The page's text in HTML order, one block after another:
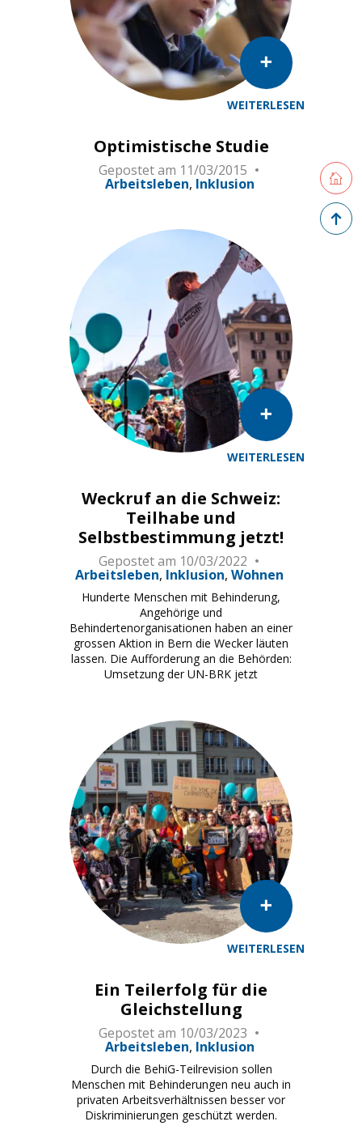
WEITERLESEN
Optimistische Studie
Gepostet am 11/03/2015
Arbeitsleben Inklusion
WEITERLESEN
Weckruf an die Schweiz:
Teilhabe und
Selbstbestimmung jetzt!
Gepostet am 10/03/2022
Arbeitsleben Inklusion Wohnen
Hunderte Menschen mit Behinderung,
Angehörige und
Behindertenorganisationen haben an einer
grossen Aktion in Bern die Wecker läuten
lassen. Die Aufforderung an die Behörden:
Umsetzung der UN-BRK jetzt
WEITERLESEN
Ein Teilerfolg für die
Gleichstellung
Gepostet am 10/03/2023
Arbeitsleben Inklusion
Durch die BehiG-Teilrevision sollen
Menschen mit Behinderungen neu auch in
privaten Arbeitsverhältnissen besser vor
Diskriminierungen geschützt werden.
Zurück